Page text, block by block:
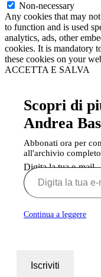
Non-necessary
Any cookies that may
to function and is used
analytics, ads, other
cookies. It is mandatory
these cookies on your
ACCETTA E SALVA
Scopri di
Andrea
Abbonati ora per
all'archivio
Digita la tua e-mail...
Continua a leggere
Iscriviti